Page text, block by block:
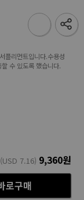
플리먼트입니다.수용성
수 있도록 했습니다.
(USD 7.16) 9,360원
로구매